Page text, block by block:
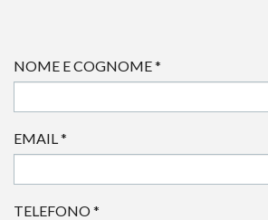
NOME E COGNOME*
EMAIL*
TELEFONO*